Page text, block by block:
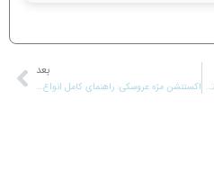
بن مژه چیست؟ همه آنچه باید درباره این تکنیک زیبایی بدانید
بعد
اکستنشن مژه عروسکی: راهنمای کامل انواع مدل‌ها، مزایا و نکات مراقبتی